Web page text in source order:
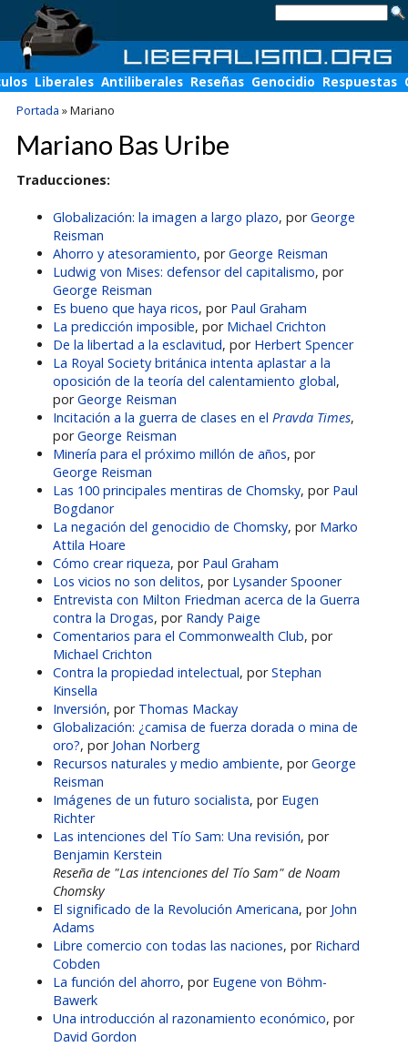
Liberales Antiliberales Reseñas Genocidio Respuestas
Portada »Mariano
Mariano Bas Uribe
Traducciones:
Globalización: la imagen a largo plazo, porGeorge
Reisman
Ahorro y atesoramiento, porGeorge Reisman
Ludwig von Mises: defensor del capitalismo, por
George Reisman
Es bueno que haya ricos, por Paul Graham
La predicción imposible, por Michael Crichton
De la libertad a la esclavitud, por Herbert Spencer
La Royal Society británica intenta aplastar a la
oposición de la teoría del calentamiento global,
porGeorge Reisman
Incitación a la guerra de clases en el Pravda Times,
porGeorge Reisman
Minería para el próximo millón de años, por
George Reisman
Las 100 principales mentiras de Chomsky, por Paul
Bogdanor
La negación del genocidio de Chomsky, por Marko
Attila Hoare
Cómo crear riqueza, por Paul Graham
Los vicios no son delitos, por Lysander Spooner
Entrevista con Milton Friedman acerca de la Guerra
contra la Drogas, por Randy Paige
Comentarios para el Commonwealth Club, por
Michael Crichton
Contra la propiedad intelectual, porStephan
Kinsella
Inversión, por Thomas Mackay
Globalización: ¿camisa de fuerza dorada o mina de
oro?, por Johan Norberg
Recursos naturales y medio ambiente, porGeorge
Reisman
Imágenes de un futuro socialista, por Eugen
Richter
Las intenciones del Tío Sam: Una revisión, por
Benjamin Kerstein
Reseña de "Las intenciones del Tío Sam" de Noam
Chomsky
El significado de la Revolución Americana, por John
Adams
Libre comercio con todas las naciones, por Richard
Cobden
La función del ahorro, por Eugene von Böhm-
Bawerk
Una introducción al razonamiento económico, por
David Gordon